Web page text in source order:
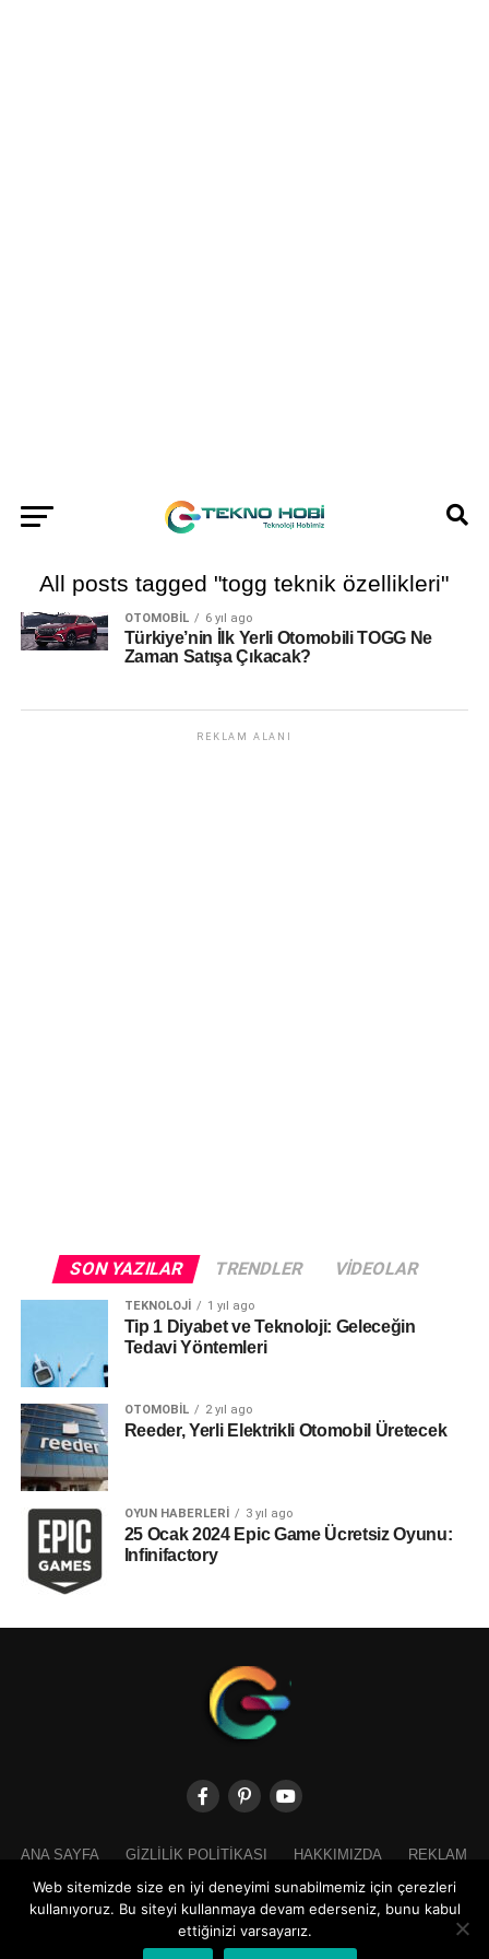
All posts tagged "togg teknik özellikleri"
OTOMOBIL 6 yıl ago
Türkiye’nin İlk Yerli Otomobili TOGG Ne
Zaman Satışa Çıkacak?
REKLAM ALANI
SON YAZILAR TRENDLER VIDEOLAR
TEKNOLOJI 1 yıl ago
Tip 1 Diyabet ve Teknoloji: Geleceğin
Tedavi Yöntemleri
OTOMOBIL 2 yıl ago
Reeder, Yerli Elektrikli Otomobil Üretecek
OYUN HABERLERI 3 yıl ago
25 Ocak 2024 Epic Game Ücretsiz Oyunu:
Infinifactory
ANA SAYFA GIZLILIK POLITIKASI HAKKIMIZDA
REKLAM
İLETIŞIM
Web sitemizde size en iyi deneyimi sunabilmemiz için çerezleri
kullanıyoruz. Bu siteyi kullanmaya devam ederseniz, bunu kabul
ettiğinizi varsayarız.